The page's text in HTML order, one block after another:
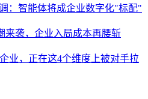
：智能体将成企业数字化"标配"
来袭，企业入局成本再腰斩
业，正在这4个维度上被对手拉